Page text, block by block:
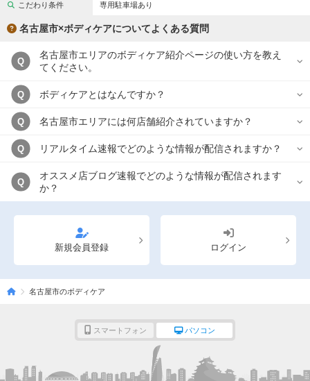
こだわり条件 専用駐車場あり
名古屋市×ボディケアについてよくある質問
Q
名古屋市エリアのボディケア紹介ページの使い方を教え
てください。
Q ボディケアとはなんですか？
Q 名古屋市エリアには何店舗紹介されていますか？
Q リアルタイム速報でどのような情報が配信されますか？
Q
オススメ店ブログ速報でどのような情報が配信されます
か？
新規会員登録 ログイン
名古屋市のボディケア
スマートフォン パソコン